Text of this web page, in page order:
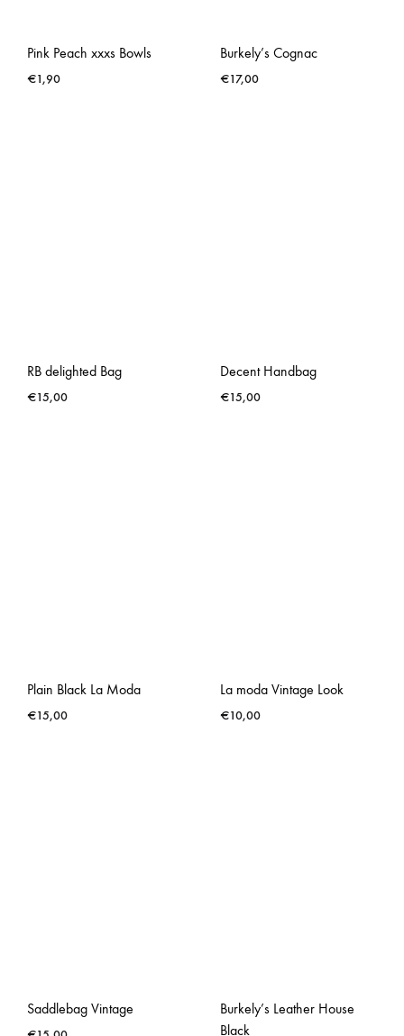
Pink Peach xxxs Bowls
€1,90
Burkely’s Cognac
€17,00
RB delighted Bag
€15,00
Decent Handbag
€15,00
Plain Black La Moda
€15,00
La moda Vintage Look
€10,00
Saddlebag Vintage
Burkely’s Leather House
Black